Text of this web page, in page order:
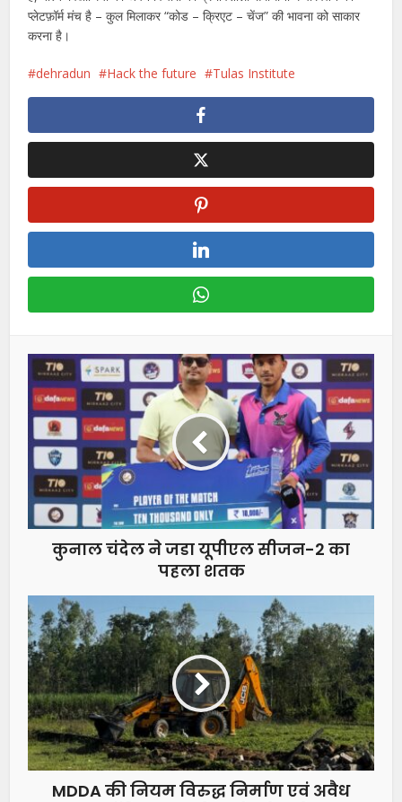
प्लेटफ़ॉर्म मंच है – कुल मिलाकर “कोड – क्रिएट – चेंज” की भावना को साकार
करना है।
dehradun Hack the future Tulas Institute
कुनाल चंदेल ने जडा यूपीएल सीजन-2 का
पहला शतक
MDDA की नियम विरुद्ध निर्माण एवं अवैध